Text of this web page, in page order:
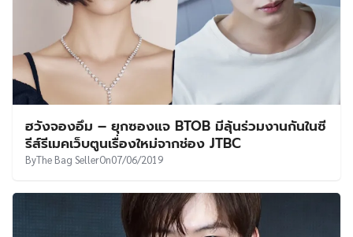
ฮวังจองอึม – ยุกซองแจ BTOB มีลุ้นร่วมงานกันในซี
รีส์รีเมคเว็บตูนเรื่องใหม่จากช่อง JTBC
ByThe Bag SellerOn07/06/2019